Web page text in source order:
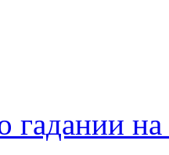
гадании на